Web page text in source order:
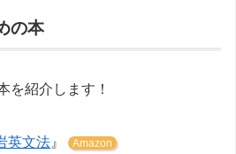
の本
を紹介します！
英文法 』 Amazon